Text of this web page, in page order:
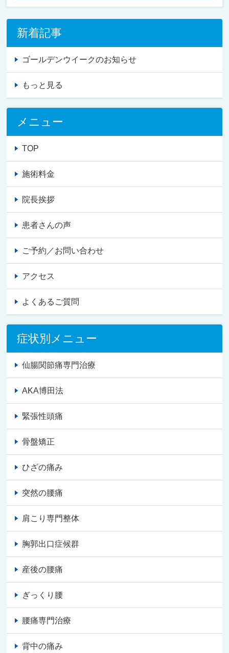
新着記事
ゴールデンウイークのお知らせ
もっと見る
メニュー
TOP
施術料金
院長挨拶
患者さんの声
ご予約／お問い合わせ
アクセス
よくあるご質問
症状別メニュー
仙腸関節痛専門治療
AKA博田法
緊張性頭痛
骨盤矯正
ひざの痛み
突然の腰痛
肩こり専門整体
胸郭出口症候群
産後の腰痛
ぎっくり腰
腰痛専門治療
背中の痛み